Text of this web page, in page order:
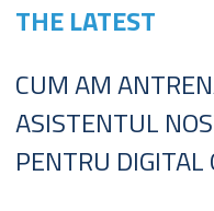
THE LATEST
CUM AM
ASISTENTUL
PENTRU DIGITAL